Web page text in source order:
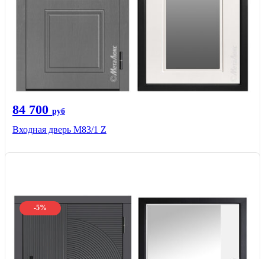
84 700 руб
Входная дверь M83/1 Z
-5%